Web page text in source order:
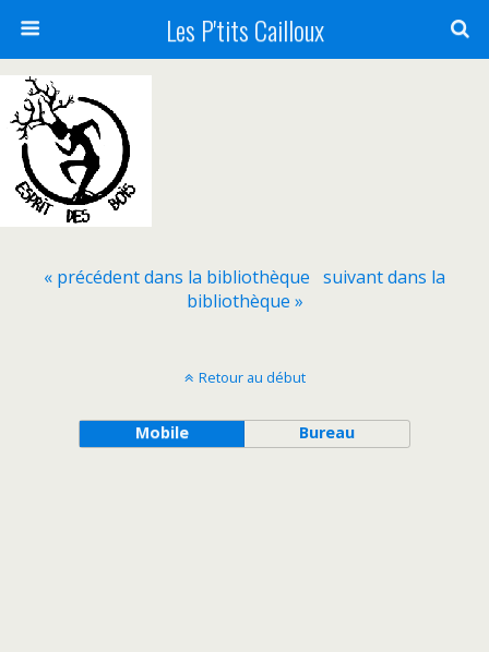
Les P'tits Cailloux
« précédent dans la bibliothèque suivant dans la
bibliothèque »
Retour au début
Mobile Bureau